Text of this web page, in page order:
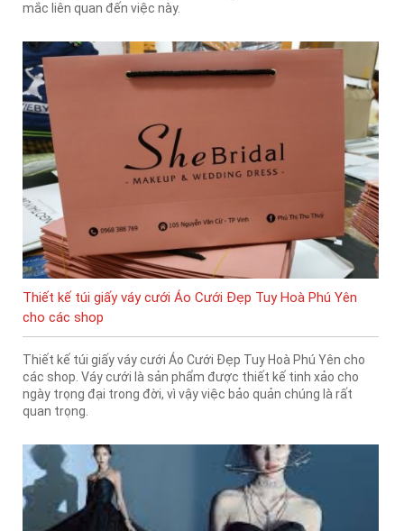
mắc liên quan đến việc này.
Thiết kế túi giấy váy cưới Áo Cưới Đẹp Tuy Hoà Phú Yên
cho các shop
Thiết kế túi giấy váy cưới Áo Cưới Đẹp Tuy Hoà Phú Yên cho
các shop. Váy cưới là sản phẩm được thiết kế tinh xảo cho
ngày trọng đại trong đời, vì vậy việc bảo quản chúng là rất
quan trọng.